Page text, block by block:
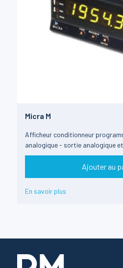
Micra M
Afficheur conditionneur
analogique - sortie analogique
Ajouter au
En savoir plus